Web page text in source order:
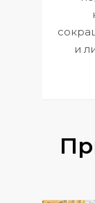
и